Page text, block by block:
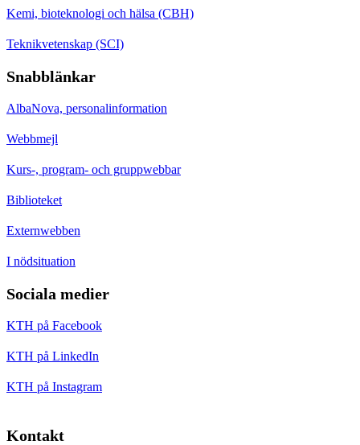
Kemi, bioteknologi och hälsa (CBH)
Teknikvetenskap (SCI)
Snabblänkar
AlbaNova, personalinformation
Webbmejl
Kurs-, program- och gruppwebbar
Biblioteket
Externwebben
I nödsituation
Sociala medier
KTH på Facebook
KTH på LinkedIn
KTH på Instagram
Kontakt